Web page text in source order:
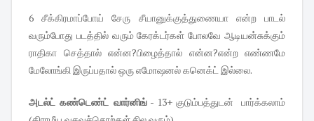
6 சீக்கிரமாப்போய் சேரு சீயானுக்குத்துணையா என்ற பாடல்
வரும்போது படத்தில் வரும் கேரக்டர்கள் போலவே ஆடியன்சுக்கும்
ராதிகா செத்தால் என்ன?பிழைத்தால் என்ன?என்ற எண்ணமே
மேலோங்கி இருப்பதால் ஒரு எமோஷனல் கனெக்ட் இல்லை.
அடல்ட் கண்டெண்ட் வார்னிங்- 13+ குடும்பத்துடன் பார்க்கலாம்